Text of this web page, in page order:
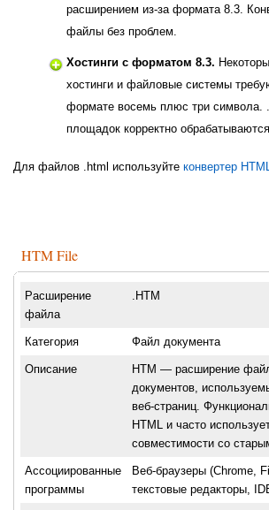
расширением из-за формата 8.3.
файлы без проблем.
Хостинги с форматом 8.3.
хостинги и файловые системы
формате восемь плюс три символа.
площадок корректно
Для файлов .html используйте конвертер
HTM File
Расширение
файла
.HTM
Категория Файл документа
Описание
HTM — расширение
документов,
веб-страниц.
HTML и часто
совместимости со
Ассоциированные
программы
Веб-браузеры (Chrome,
текстовые редакторы,